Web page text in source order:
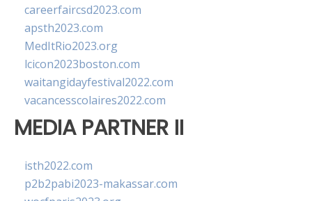
careerfaircsd2023.com
apsth2023.com
MedItRio2023.org
lcicon2023boston.com
waitangidayfestival2022.com
vacancesscolaires2022.com
MEDIA PARTNER II
isth2022.com
p2b2pabi2023-makassar.com